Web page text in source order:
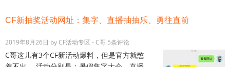
CF新抽奖活动网址：集字、直播抽抽乐、勇往直前
2019年8月26日 byCF活动专区 - C哥 5条评论
C哥这儿有3个CF新活动爆料，但是官方就憋